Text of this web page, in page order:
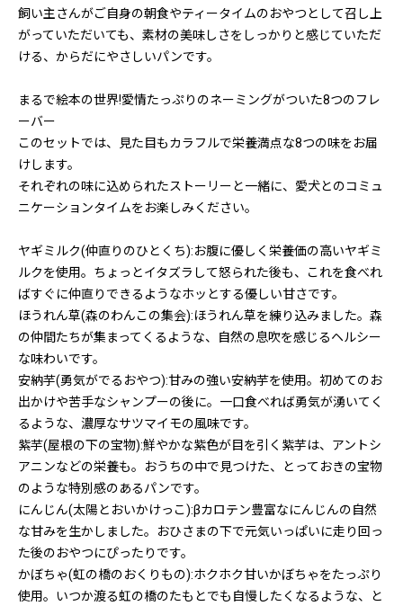
飼い主さんがご自身の朝食やティータイムのおやつとして召し上
がっていただいても、素材の美味しさをしっかりと感じていただ
ける、からだにやさしいパンです。
まるで絵本の世界!愛情たっぷりのネーミングがついた8つのフレ
ーバー
このセットでは、見た目もカラフルで栄養満点な8つの味をお届
けします。
それぞれの味に込められたストーリーと一緒に、愛犬とのコミュ
ニケーションタイムをお楽しみください。
ヤギミルク(仲直りのひとくち):お腹に優しく栄養価の高いヤギミ
ルクを使用。ちょっとイタズラして怒られた後も、これを食べれ
ばすぐに仲直りできるようなホッとする優しい甘さです。
ほうれん草(森のわんこの集会):ほうれん草を練り込みました。森
の仲間たちが集まってくるような、自然の息吹を感じるヘルシー
な味わいです。
安納芋(勇気がでるおやつ):甘みの強い安納芋を使用。初めてのお
出かけや苦手なシャンプーの後に。一口食べれば勇気が湧いてく
るような、濃厚なサツマイモの風味です。
紫芋(屋根の下の宝物):鮮やかな紫色が目を引く紫芋は、アントシ
アニンなどの栄養も。おうちの中で見つけた、とっておきの宝物
のような特別感のあるパンです。
にんじん(太陽とおいかけっこ):βカロテン豊富なにんじんの自然
な甘みを生かしました。おひさまの下で元気いっぱいに走り回っ
た後のおやつにぴったりです。
かぼちゃ(虹の橋のおくりもの):ホクホク甘いかぼちゃをたっぷり
使用。いつか渡る虹の橋のたもとでも自慢したくなるような、と